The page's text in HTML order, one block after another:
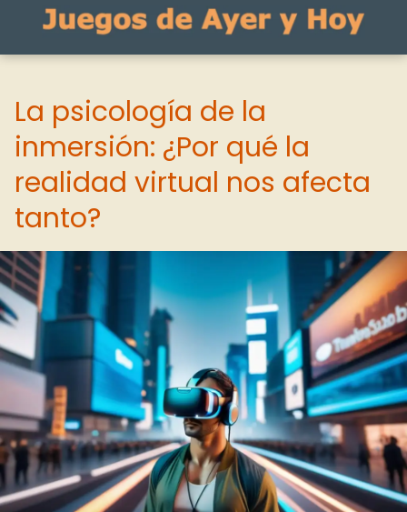
La psicología de la
inmersión: ¿Por qué la
realidad virtual nos afecta
tanto?